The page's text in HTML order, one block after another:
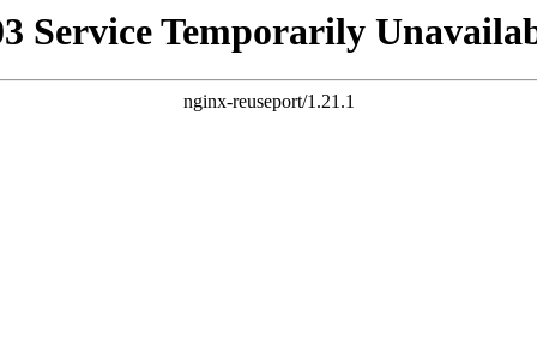
Service Temporarily
nginx-reuseport/1.21.1